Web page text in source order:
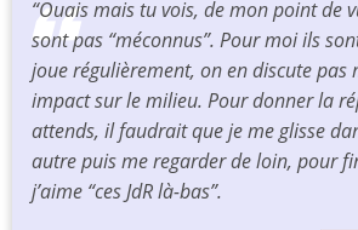
“Ouais mais tu vois, de mon point de
sont pas “méconnus”. Pour moi ils
joue régulièrement, on en discute pas
impact sur le milieu. Pour donner la
attends, il faudrait que je me glisse
autre puis me regarder de loin, pour
j’aime “ces JdR là-bas”.